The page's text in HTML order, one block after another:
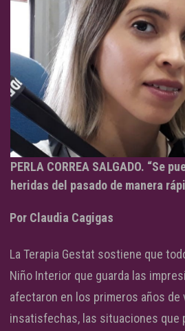
PERLA CORREA SALGADO. “Se
heridas del pasado de manera
Por Claudia Cagigas
La Terapia Gestat sostiene que
Niño Interior que guarda las
afectaron en los primeros años de
insatisfechas, las situaciones que